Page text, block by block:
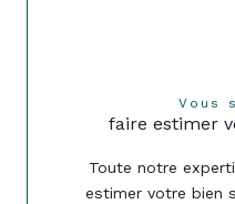
Vous
faire estimer
Toute notre
estimer votre bien